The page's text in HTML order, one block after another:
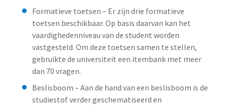
Formatieve toetsen – Er zijn drie formatieve
toetsen beschikbaar. Op basis daarvan kan het
vaardighedenniveau van de student worden
vastgesteld. Om deze toetsen samen te stellen,
gebruikte de universiteit een itembank met meer
dan 70 vragen.
Beslisboom – Aan de hand van een beslisboom is de
studiestof verder geschematiseerd en